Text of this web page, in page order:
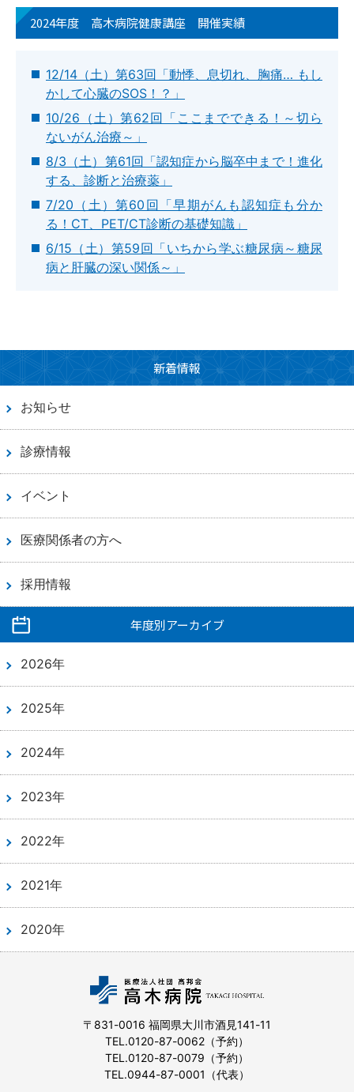
2024年度 高木病院健康講座 開催実績
12/14（土）第63回「動悸、息切れ、胸痛… もし
かして心臓のSOS！？」
10/26（土）第62回「ここまでできる！～切ら
ないがん治療～」
8/3（土）第61回「認知症から脳卒中まで！進化
する、診断と治療薬」
7/20（土）第60回「早期がんも認知症も分か
る！CT、PET/CT診断の基礎知識」
6/15（土）第59回「いちから学ぶ糖尿病～糖尿
病と肝臓の深い関係～」
新着情報
お知らせ
診療情報
イベント
医療関係者の方へ
採用情報
年度別アーカイブ
2026年
2025年
2024年
2023年
2022年
2021年
2020年
〒831-0016 福岡県大川市酒見141-11
TEL.0120-87-0062 （予約）
TEL.0120-87-0079 （予約）
TEL.0944-87-0001 （代表）